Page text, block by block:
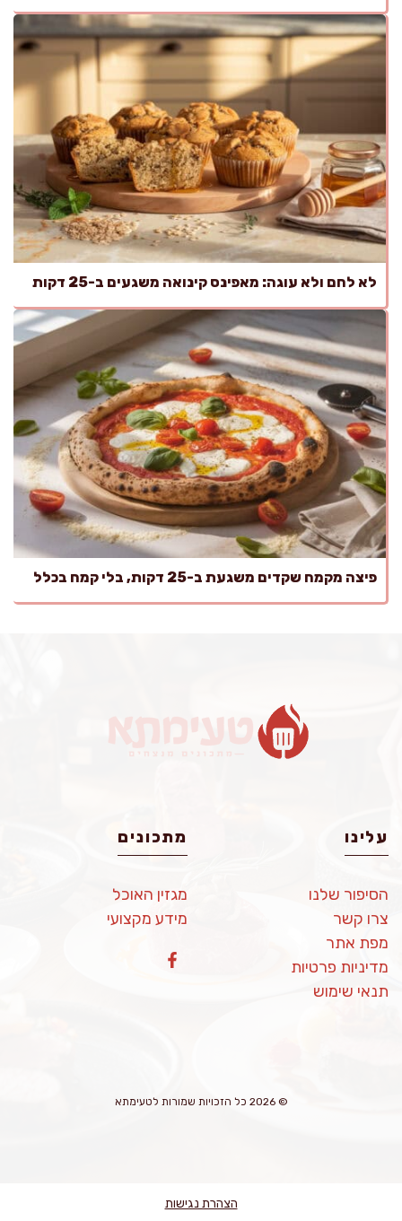
לא לחם ולא עוגה: מאפינס קינואה משגעים ב-25 דקות
פיצה מקמח שקדים משגעת ב-25 דקות, בלי קמח בכלל
עלינו
הסיפור שלנו
צרו קשר
מפת אתר
מדיניות פרטיות
תנאי שימוש
מתכונים
מגזין האוכל
מידע מקצועי
© 2026 כל הזכויות שמורות לטעימתא
הצהרת נגישות